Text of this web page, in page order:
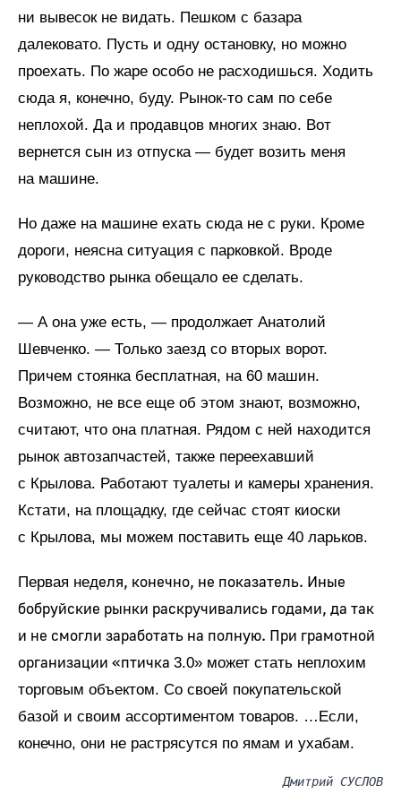
ни вывесок не видать. Пешком с базара
далековато. Пусть и одну остановку, но можно
проехать. По жаре особо не расходишься. Ходить
сюда я, конечно, буду. Рынок-то сам по себе
неплохой. Да и продавцов многих знаю. Вот
вернется сын из отпуска — будет возить меня
на машине.
Но даже на машине ехать сюда не с руки. Кроме
дороги, неясна ситуация с парковкой. Вроде
руководство рынка обещало ее сделать.
— А она уже есть, — продолжает Анатолий
Шевченко. — Только заезд со вторых ворот.
Причем стоянка бесплатная, на 60 машин.
Возможно, не все еще об этом знают, возможно,
считают, что она платная. Рядом с ней находится
рынок автозапчастей, также переехавший
с Крылова. Работают туалеты и камеры хранения.
Кстати, на площадку, где сейчас стоят киоски
с Крылова, мы можем поставить еще 40 ларьков.
Первая неделя, конечно, не показатель. Иные
бобруйские рынки раскручивались годами, да так
и не смогли заработать на полную. При грамотной
организации «птичка 3.0» может стать неплохим
торговым объектом. Со своей покупательской
базой и своим ассортиментом товаров. …Если,
конечно, они не растрясутся по ямам и ухабам.
Дмитрий СУСЛОВ